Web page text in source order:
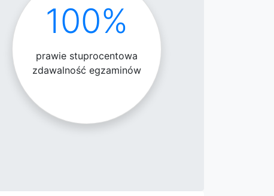
100%
prawie stuprocentowa
zdawalność egzaminów